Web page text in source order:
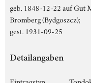
geb. 1848-12-22 auf Gut
Bromberg (Bydgoszcz);
gest. 1931-09-25
Detailangaben